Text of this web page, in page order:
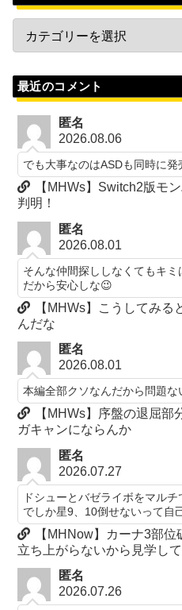
最近のコメント
匿名
2026.08.06
でも大事なのはASDも同時に
【MHWs】Switch2版モ
判明！
匿名
2026.08.01
そんな仲間探ししなくてもキ
だから安心しな😉
【MHWs】こうしてみ
んだな
匿名
2026.08.01
本編全部クソなんだから問題
【MHWs】序盤の退屈
ガキャンにならんか
匿名
2026.07.27
ドシューとバゼライボをマル
でしか星9、10倒せないって自
【MHNow】カーナ3部
立ち上がらないから見学し
匿名
2026.07.26